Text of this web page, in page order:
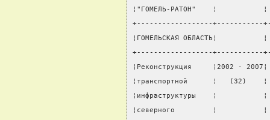
¦"ГОМЕЛЬ-РАТОН"    ¦
+------------------+-----------
¦ГОМЕЛЬСКАЯ ОБЛАСТЬ¦
+------------------+-----------
¦Реконструкция
¦транспортной      ¦
¦инфраструктуры    ¦
¦северного         ¦